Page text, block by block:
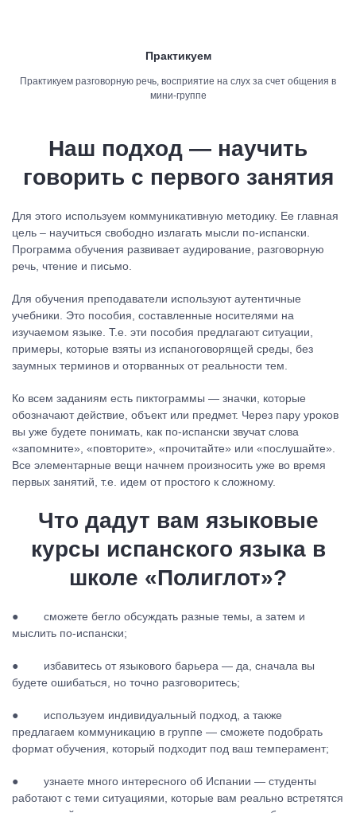
Практикуем
Практикуем разговорную речь, восприятие на слух за счет общения в
мини-группе
Наш подход — научить
говорить с первого занятия
Для этого используем коммуникативную методику. Ее главная
цель – научиться свободно излагать мысли по-испански.
Программа обучения развивает аудирование, разговорную
речь, чтение и письмо.
Для обучения преподаватели используют аутентичные
учебники. Это пособия, составленные носителями на
изучаемом языке. Т.е. эти пособия предлагают ситуации,
примеры, которые взяты из испаноговорящей среды, без
заумных терминов и оторванных от реальности тем.
Ко всем заданиям есть пиктограммы — значки, которые
обозначают действие, объект или предмет. Через пару уроков
вы уже будете понимать, как по-испански звучат слова
«запомните», «повторите», «прочитайте» или «послушайте».
Все элементарные вещи начнем произносить уже во время
первых занятий, т.е. идем от простого к сложному.
Что дадут вам языковые
курсы испанского языка в
школе «Полиглот»?
● сможете бегло обсуждать разные темы, а затем и
мыслить по-испански;
● избавитесь от языкового барьера — да, сначала вы
будете ошибаться, но точно разговоритесь;
● используем индивидуальный подход, а также
предлагаем коммуникацию в группе — сможете подобрать
формат обучения, который подходит под ваш темперамент;
● узнаете много интересного об Испании — студенты
работают с теми ситуациями, которые вам реально встретятся